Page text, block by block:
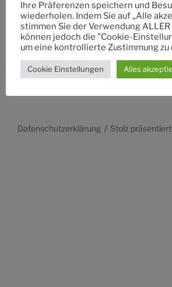
Datenschutzerklärung Stolz
Ihre Präferenzen speichern und
wiederholen. Indem Sie auf „Alle
stimmen Sie der Verwendung ALLER
können jedoch die "Cookie-
um eine kontrollierte Zustimmung
Cookie Einstellungen Alles